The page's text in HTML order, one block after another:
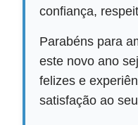
confiança,
Parabéns para
este novo ano
felizes e
satisfação ao